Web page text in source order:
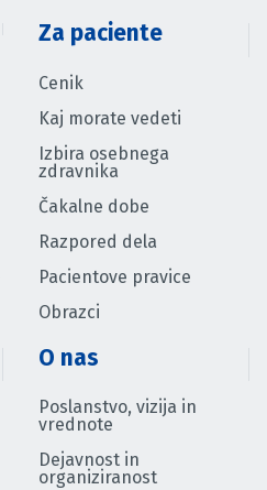
Za paciente
Cenik
Kaj morate vedeti
Izbira osebnega
zdravnika
Čakalne dobe
Razpored dela
Pacientove pravice
Obrazci
O nas
Poslanstvo, vizija in
vrednote
Dejavnost in
organiziranost